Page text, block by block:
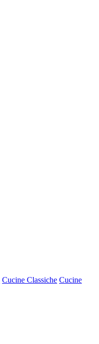
Cucine Classiche Cucine